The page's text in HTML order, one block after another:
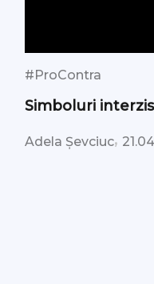
#ProContra
Simboluri
Adela Șevciuc,